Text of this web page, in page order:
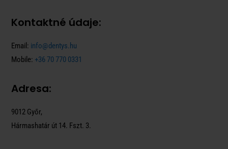
Kontaktné údaje:
Email: info@dentys.hu
Mobile: +36 70 770 0331
Adresa:
9012 Győr,
Hármashatár út 14. Fszt. 3.